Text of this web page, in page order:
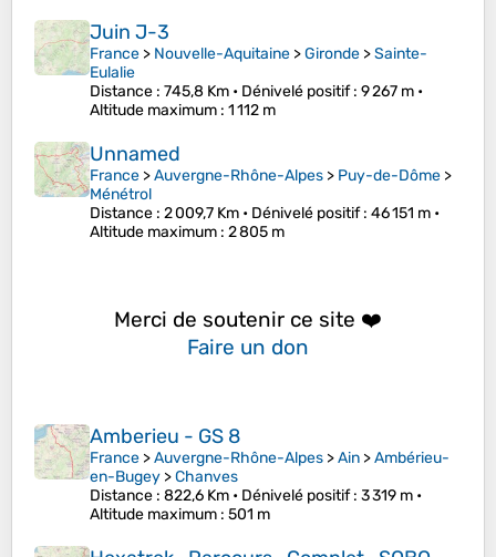
Juin J-3
France > Nouvelle-Aquitaine >Gironde >Sainte-
Eulalie
Distance : 745,8 Km • Dénivelé positif: 9 267 m •
Altitude maximum : 1 112 m
Unnamed
France >Auvergne-Rhône-Alpes > Puy-de-Dôme >
Ménétrol
Distance : 2 009,7 Km • Dénivelé positif: 46 151 m •
Altitude maximum : 2 805 m
Merci de soutenir ce site ❤️
Faire un don
Amberieu - GS 8
France >Auvergne-Rhône-Alpes >Ain >Ambérieu-
en-Bugey >Chanves
Distance : 822,6 Km • Dénivelé positif: 3 319 m •
Altitude maximum : 501 m